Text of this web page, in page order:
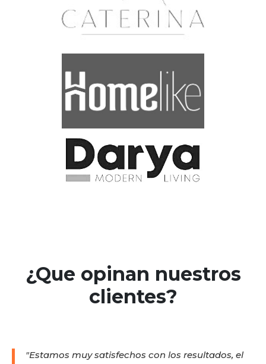
¿Que opinan nuestros
clientes?
"Estamos muy satisfechos con los resultados, el